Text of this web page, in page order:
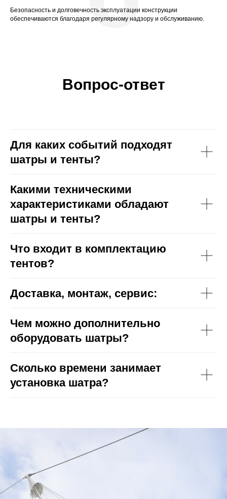
Безопасность и долговечность эксплуатации конструкции
обеспечиваются благодаря регулярному надзору и обслуживанию.
Вопрос-ответ
Для каких событий подходят
шатры и тенты?
Какими техническими
характеристиками обладают
шатры и тенты?
Что входит в комплектацию
тентов?
Доставка, монтаж, сервис:
Чем можно дополнительно
оборудовать шатры?
Сколько времени занимает
установка шатра?